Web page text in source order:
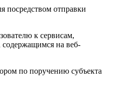
посредством отправки
к сервисам,
на веб-
по поручению субъекта